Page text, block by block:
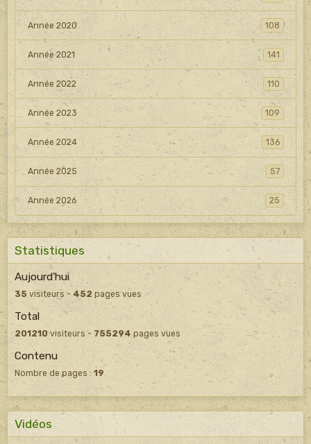
Année 2020 108
Année 2021 141
Année 2022 110
Année 2023 109
Année 2024 136
Année 2025 57
Année 2026 25
Statistiques
Aujourd'hui
35 visiteurs - 452 pages vues
Total
201210visiteurs - 755294 pages vues
Contenu
Nombre de pages :19
Vidéos